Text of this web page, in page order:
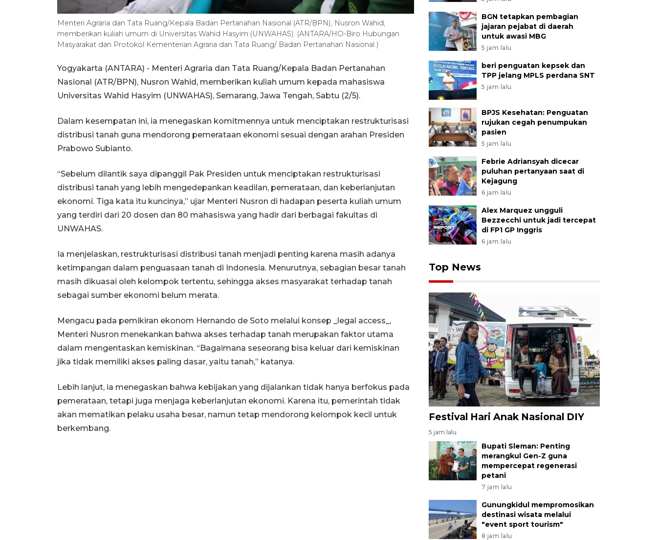
Menteri Agraria dan Tata Ruang/Kepala Badan Pertanahan Nasional (ATR/BPN), Nusron Wahid,
memberikan kuliah umum di Universitas Wahid Hasyim (UNWAHAS). (ANTARA/HO-Biro Hubungan
Masyarakat dan Protokol Kementerian Agraria dan Tata Ruang/ Badan Pertanahan Nasional )
Yogyakarta (ANTARA) - Menteri Agraria dan Tata Ruang/Kepala Badan Pertanahan
Nasional (ATR/BPN), Nusron Wahid, memberikan kuliah umum kepada mahasiswa
Universitas Wahid Hasyim (UNWAHAS), Semarang, Jawa Tengah, Sabtu (2/5).
Dalam kesempatan ini, ia menegaskan komitmennya untuk menciptakan restrukturisasi
distribusi tanah guna mendorong pemerataan ekonomi sesuai dengan arahan Presiden
Prabowo Subianto.
“Sebelum dilantik saya dipanggil Pak Presiden untuk menciptakan restrukturisasi
distribusi tanah yang lebih mengedepankan keadilan, pemerataan, dan keberlanjutan
ekonomi. Tiga kata itu kuncinya,” ujar Menteri Nusron di hadapan peserta kuliah umum
yang terdiri dari 20 dosen dan 80 mahasiswa yang hadir dari berbagai fakultas di
UNWAHAS.
Ia menjelaskan, restrukturisasi distribusi tanah menjadi penting karena masih adanya
ketimpangan dalam penguasaan tanah di Indonesia. Menurutnya, sebagian besar tanah
masih dikuasai oleh kelompok tertentu, sehingga akses masyarakat terhadap tanah
sebagai sumber ekonomi belum merata.
Mengacu pada pemikiran ekonom Hernando de Soto melalui konsep _legal access_,
Menteri Nusron menekankan bahwa akses terhadap tanah merupakan faktor utama
dalam mengentaskan kemiskinan. “Bagaimana seseorang bisa keluar dari kemiskinan
jika tidak memiliki akses paling dasar, yaitu tanah,” katanya.
Lebih lanjut, ia menegaskan bahwa kebijakan yang dijalankan tidak hanya berfokus pada
pemerataan, tetapi juga menjaga keberlanjutan ekonomi. Karena itu, pemerintah tidak
akan mematikan pelaku usaha besar, namun tetap mendorong kelompok kecil untuk
berkembang.
BGN tetapkan pembagian
jajaran pejabat di daerah
untuk awasi MBG
5 jam lalu
beri penguatan kepsek dan
TPP jelang MPLS perdana SNT
5 jam lalu
BPJS Kesehatan: Penguatan
rujukan cegah penumpukan
pasien
5 jam lalu
Febrie Adriansyah dicecar
puluhan pertanyaan saat di
Kejagung
6 jam lalu
Alex Marquez ungguli
Bezzecchi untuk jadi tercepat
di FP1 GP Inggris
6 jam lalu
Top News
Festival Hari Anak Nasional DIY
5 jam lalu
Bupati Sleman: Penting
merangkul Gen-Z guna
mempercepat regenerasi
petani
7 jam lalu
Gunungkidul mempromosikan
destinasi wisata melalui
"event sport tourism"
8 jam lalu